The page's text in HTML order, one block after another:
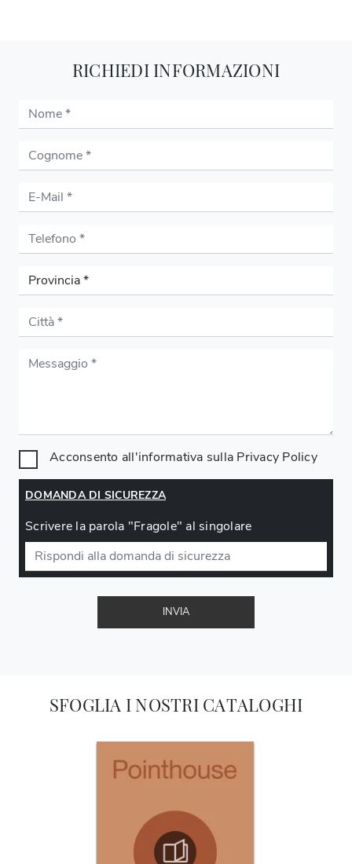
SFOGLIA I NOSTRI CATALOGHI
RICHIEDI INFORMAZIONI
Acconsento all'informativa sulla Privacy Policy
DOMANDA DI SICUREZZA
Scrivere la parola "Fragole" al singolare
INVIA